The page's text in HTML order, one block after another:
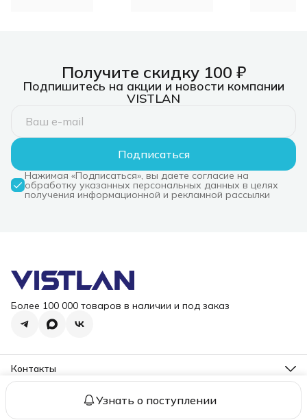
Узнать о поступлении
Получите скидку 100 ₽
Подпишитесь на акции и новости компании
VISTLAN
Подписаться
Нажимая «Подписаться», вы даете согласие на
обработку указанных персональных данных в целях
получения информационной и рекламной рассылки
Более 100 000 товаров в наличии и под заказ
Контакты
Режим работы
2006 – 2026 ООО "ВИСТЛАН". Все права защищены.